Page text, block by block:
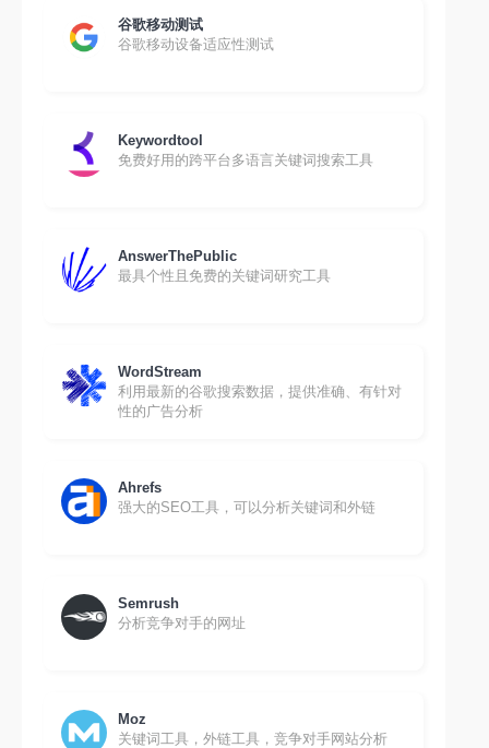
谷歌移动测试
谷歌移动设备适应性测试
Keywordtool
免费好用的跨平台多语言关键词搜索工具
AnswerThePublic
最具个性且免费的关键词研究工具
WordStream
利用最新的谷歌搜索数据，提供准确、有针对
性的广告分析
Ahrefs
强大的SEO工具，可以分析关键词和外链
Semrush
分析竞争对手的网址
Moz
关键词工具，外链工具，竞争对手网站分析